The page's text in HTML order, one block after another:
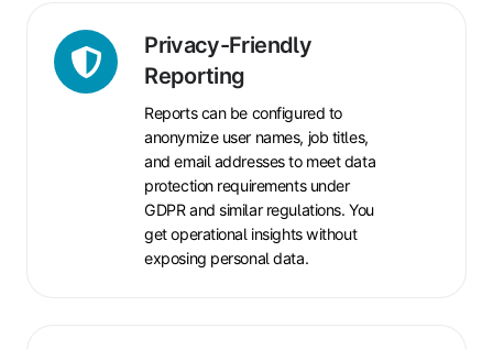
Privacy-Friendly
Reporting
Reports can be configured to
anonymize user names, job titles,
and email addresses to meet data
protection requirements under
GDPR and similar regulations. You
get operational insights without
exposing personal data.
Privacy-
Friendly
Reporting